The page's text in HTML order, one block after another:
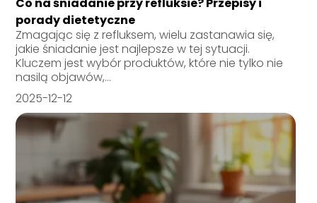
porady dietetyczne
Zmagając się z refluksem, wielu zastanawia się,
jakie śniadanie jest najlepsze w tej sytuacji.
Kluczem jest wybór produktów, które nie tylko nie
nasilą objawów,...
2025-12-12